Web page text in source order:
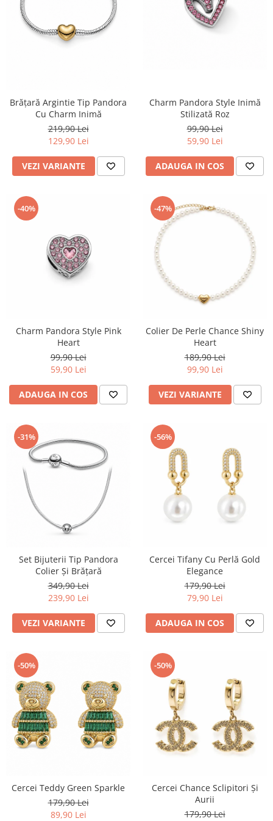
Brățară Argintie Tip Pandora
Cu Charm Inimă
219,90 Lei
129,90 Lei
VEZI VARIANTE
Charm Pandora Style Inimă
Stilizată Roz
99,90 Lei
59,90 Lei
ADAUGA IN COS
-40%
Charm Pandora Style Pink
Heart
99,90 Lei
59,90 Lei
ADAUGA IN COS
-47%
Colier De Perle Chance Shiny
Heart
189,90 Lei
99,90 Lei
VEZI VARIANTE
-31%
Set Bijuterii Tip Pandora
Colier Și Brățară
349,90 Lei
239,90 Lei
VEZI VARIANTE
-56%
Cercei Tifany Cu Perlă Gold
Elegance
179,90 Lei
79,90 Lei
ADAUGA IN COS
-50%
Cercei Teddy Green Sparkle
179,90 Lei
89,90 Lei
-50%
Cercei Chance Sclipitori Și
Aurii
179,90 Lei